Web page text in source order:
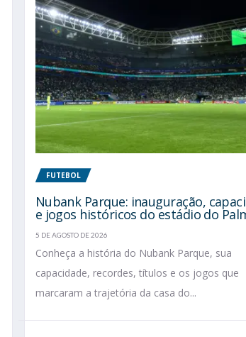
FUTEBOL
Nubank Parque: inauguração,
e jogos históricos do estádio do
5 DE AGOSTO DE 2026
Conheça a história do Nubank Parque, sua
capacidade, recordes, títulos e os jogos que
marcaram a trajetória da casa do...